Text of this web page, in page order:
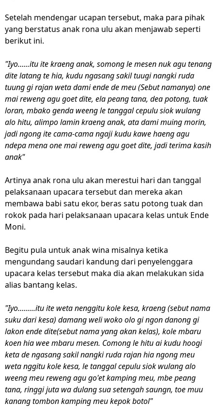
Setelah mendengar ucapan tersebut, maka para pihak
yang berstatus anak rona ulu akan menjawab seperti
berikut ini.
"Iyo......itu ite kraeng anak, somong le mesen nuk agu tenang
dite latang te hia, kudu ngasang sakil tuugi nangki ruda
tuung gi rajan weta dami ende de meu (Sebut namanya) one
mai reweng agu goet dite, ela peang tana, dea potong, tuak
loran, mbako genda weeng le tanggal cepulu siok wulang
alo hitu, alimpo lamin kraeng anak, ata dami muing morin,
jadi ngong ite cama-cama ngaji kudu kawe haeng agu
ndepa mena one mai reweng agu goet dite, jadi terima kasih
anak"
Artinya anak rona ulu akan merestui hari dan tanggal
pelaksanaan upacara tersebut dan mereka akan
membawa babi satu ekor, beras satu potong tuak dan
rokok pada hari pelaksanaan upacara kelas untuk Ende
Moni.
Begitu pula untuk anak wina misalnya ketika
mengundang saudari kandung dari penyelenggara
upacara kelas tersebut maka dia akan melakukan sida
alias bantang kelas.
"Iyo.........itu ite weta nenggitu kole kesa, kraeng (sebut nama
suku dari kesa) damang weli woko olo gi ngon danong gi
lakon ende dite(sebut nama yang akan kelas), kole mbaru
koen hia wee mbaru mesen. Comong le hitu ai kudu hoogi
keta de ngasang sakil nangki ruda rajan hia ngong meu
weta nggitu kole kesa, le tanggal cepulu siok wulang alo
weeng meu reweng agu go'et kamping meu, mbe peang
tana, ringgi juta wa dulang sua setengah saungn, toe muu
kanang tombon kamping meu kepok botol"